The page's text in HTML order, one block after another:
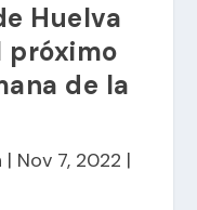
Huelva
próximo
de la
| Nov 7, 2022 |